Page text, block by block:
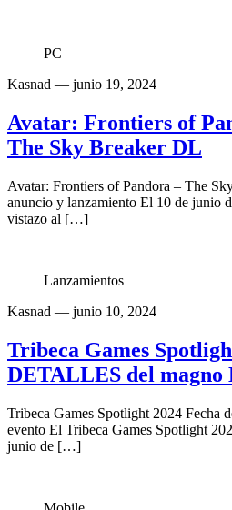
PC
Kasnad — junio 19, 2024
Avatar: Frontiers of
The Sky Breaker DL
Avatar: Frontiers of Pandora – The
anuncio y lanzamiento El 10 de junio
vistazo al […]
Lanzamientos
Kasnad — junio 10, 2024
Tribeca Games
DETALLES del magno
Tribeca Games Spotlight 2024 Fecha
evento El Tribeca Games Spotlight
junio de […]